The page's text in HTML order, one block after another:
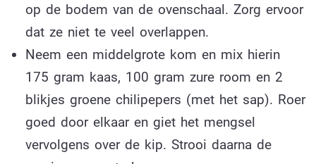
op de bodem van de ovenschaal. Zorg ervoor
dat ze niet te veel overlappen.
Neem een middelgrote kom en mix hierin
175 gram kaas, 100 gram zure room en 2
blikjes groene chilipepers (met het sap). Roer
goed door elkaar en giet het mengsel
vervolgens over de kip. Strooi daarna de